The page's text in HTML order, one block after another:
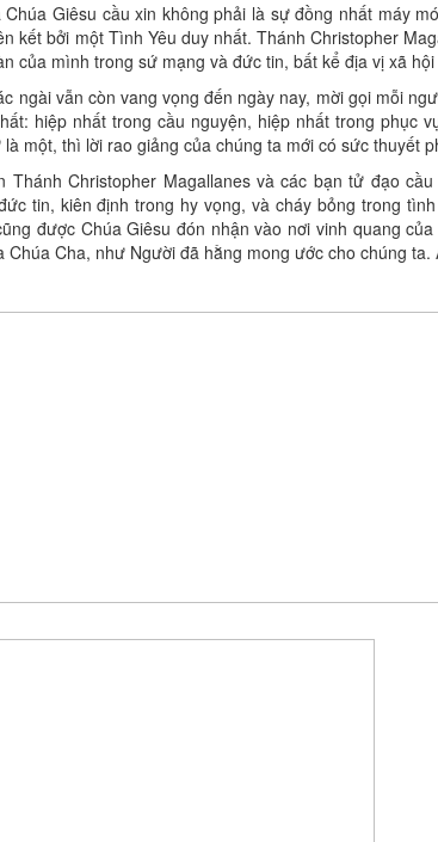
Giêsu cầu xin không phải là sự đồng nhất máy
kết bởi một Tình Yêu duy nhất. Thánh Christopher
của mình trong sứ mạng và đức tin, bất kể địa vị xã
ngài vẫn còn vang vọng đến ngày nay, mời gọi mỗi
hiệp nhất trong cầu nguyện, hiệp nhất trong phục
một, thì lời rao giảng của chúng ta mới có sức thuyết
Thánh Christopher Magallanes và các bạn tử đạo
tin, kiên định trong hy vọng, và cháy bỏng trong
được Chúa Giêsu đón nhận vào nơi vinh quang
Chúa Cha, như Người đã hằng mong ước cho chúng ta.